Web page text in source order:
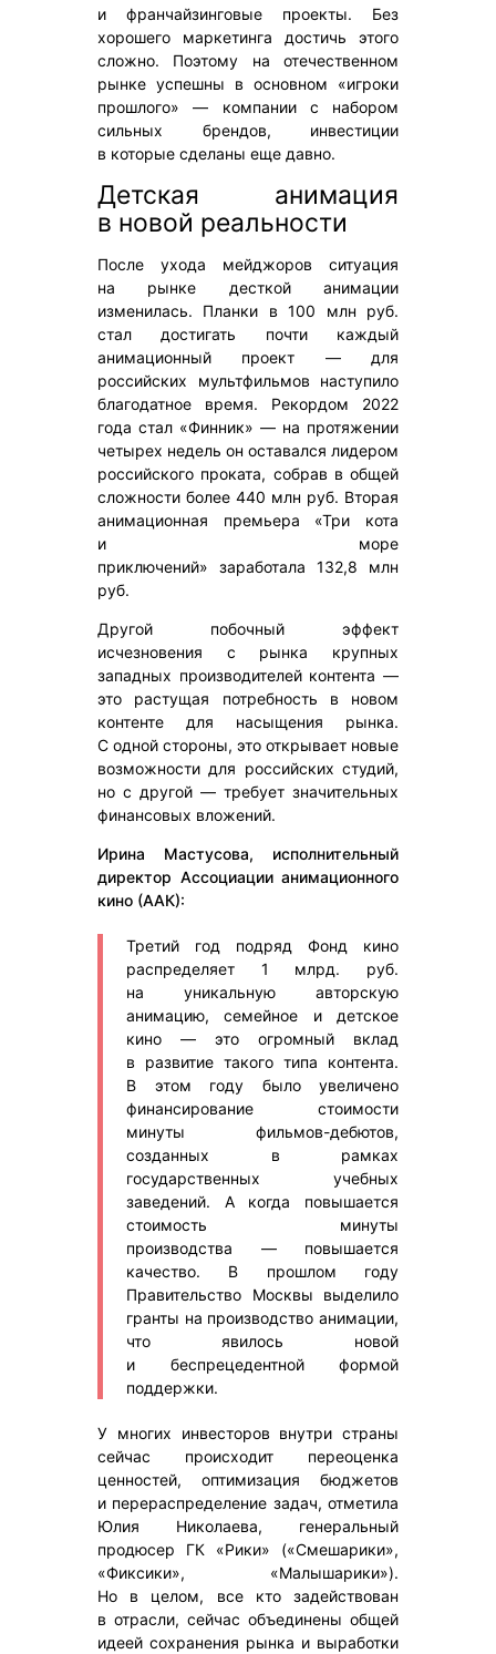
и франчайзинговые проекты. Без
хорошего маркетинга достичь этого
сложно. Поэтому на отечественном
рынке успешны в основном «игроки
прошлого» — компании с набором
сильных брендов, инвестиции
в которые сделаны еще давно.
Детская анимация
в новой реальности
После ухода мейджоров ситуация
на рынке десткой анимации
изменилась. Планки в 100 млн руб.
стал достигать почти каждый
анимационный проект — для
российских мультфильмов наступило
благодатное время. Рекордом 2022
года стал «Финник» — на протяжении
четырех недель он оставался лидером
российского проката, собрав в общей
сложности более 440 млн руб. Вторая
анимационная премьера «Три кота
и море
приключений» заработала 132,8 млн
руб.
Другой побочный эффект
исчезновения с рынка крупных
западных производителей контента —
это растущая потребность в новом
контенте для насыщения рынка.
С одной стороны, это открывает новые
возможности для российских студий,
но с другой — требует значительных
финансовых вложений.
Ирина Мастусова, исполнительный
директор Ассоциации анимационного
кино (ААК):
Третий год подряд Фонд кино
распределяет 1 млрд. руб.
на уникальную авторскую
анимацию, семейное и детское
кино — это огромный вклад
в развитие такого типа контента.
В этом году было увеличено
финансирование стоимости
минуты фильмов-дебютов,
созданных в рамках
государственных учебных
заведений. А когда повышается
стоимость минуты
производства — повышается
качество. В прошлом году
Правительство Москвы выделило
гранты на производство анимации,
что явилось новой
и беспрецедентной формой
поддержки.
У многих инвесторов внутри страны
сейчас происходит переоценка
ценностей, оптимизация бюджетов
и перераспределение задач, отметила
Юлия Николаева, генеральный
продюсер ГК «Рики» («Смешарики»,
«Фиксики», «Малышарики»).
Но в целом, все кто задействован
в отрасли, сейчас объединены общей
идеей сохранения рынка и выработки